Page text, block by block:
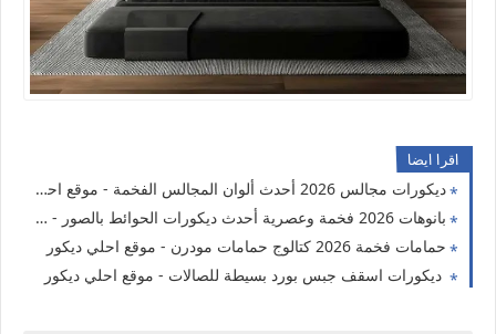
اقرا ايضا
ديكورات مجالس 2026 أحدث ألوان المجالس الفخمة - موقع احلي ديكور
بانوهات 2026 فخمة وعصرية أحدث ديكورات الحوائط بالصور - موقع احلي ديكور
حمامات فخمة 2026 كتالوج حمامات مودرن - موقع احلي ديكور
ديكورات اسقف جبس بورد بسيطة للصالات - موقع احلي ديكور